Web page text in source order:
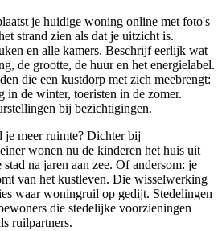
je huidige woning online met foto's
strand zien als dat je uitzicht is.
en alle kamers. Beschrijf eerlijk wat
de grootte, de huur en het energielabel.
die een kustdorp met zich meebrengt:
de winter, toeristen in de zomer.
bij bezichtigingen.
meer ruimte? Dichter bij
wonen nu de kinderen het huis uit
na jaren aan zee. Of andersom: je
van het kustleven. Die wisselwerking
waarwoningruil op gedijt. Stedelingen
die stedelijke voorzieningen
ruilpartners.